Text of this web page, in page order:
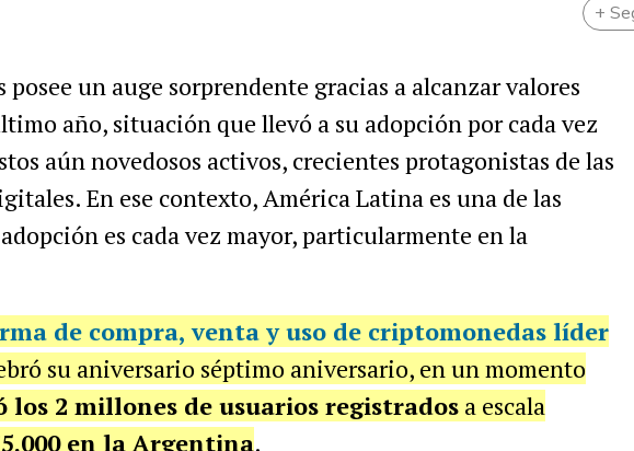
+
posee un auge sorprendente gracias a alcanzar valores
año, situación que llevó a su adopción por cada vez
aún novedosos activos, crecientes protagonistas de las
En ese contexto, América Latina es una de las
es cada vez mayor, particularmente en la
de compra, venta y uso de criptomonedas líder
su aniversario séptimo aniversario, en un momento
los 2 millones de usuarios registradosa escala
en la Argentina.